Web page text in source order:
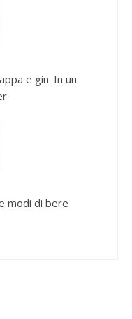
e gin. In un
modi di bere